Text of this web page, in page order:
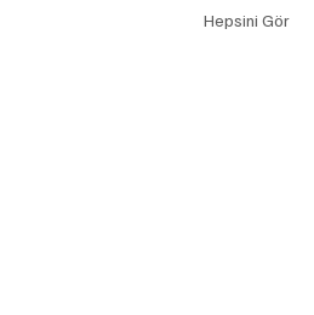
Hepsini Gör